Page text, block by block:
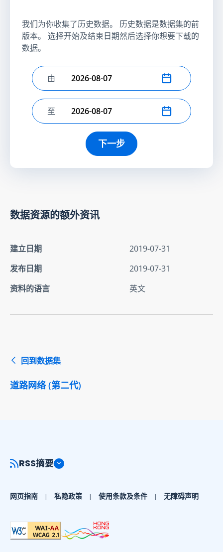
我们为你收集了历史数据。 历史数据是数据集的前
版本。 选择开始及结束日期然后选择你想要下载的
数据。
选择开始日期
由
选择结束日期
至
下一步
数据资源的额外资讯
建立日期
2019-07-31
发布日期
2019-07-31
资料的语言
英文
回到数据集
道路网络 (第二代)
RSS摘要
网页指南 私隐政策 使用条款及条件 无障碍声明